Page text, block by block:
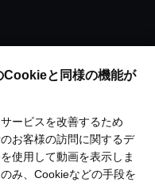
Cookieと同様の機能が
ービスを改善するため
お客様の訪問に関するデ
使用して動画を表示しま
み、Cookieなどの手段を
概要
モデルの競争優
考え方
プ
洋・欧州）
米国）